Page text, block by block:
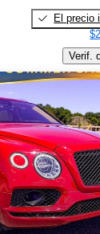
El precio
Verif.